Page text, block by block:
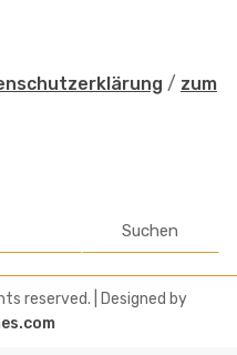
/ zum
Suchen
reserved.
| Designed by